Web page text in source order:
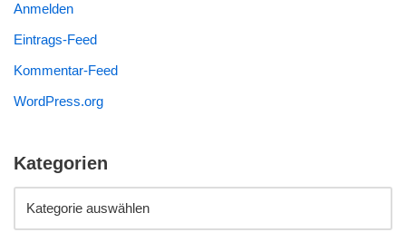
Anmelden
Eintrags-Feed
Kommentar-Feed
WordPress.org
Kategorien